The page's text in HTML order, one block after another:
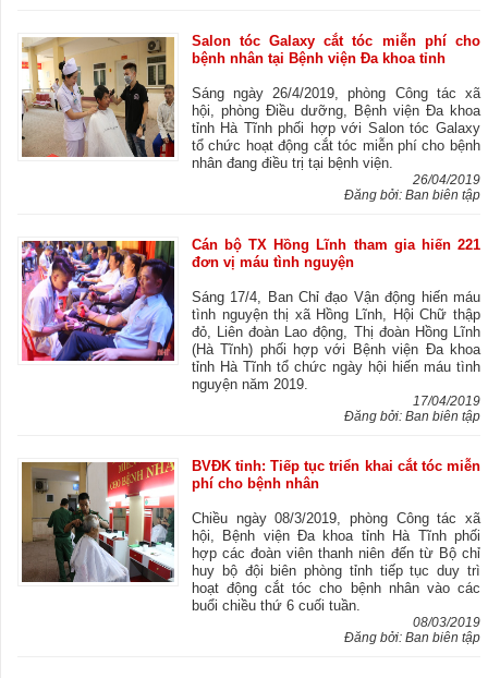
Salon tóc Galaxy cắt tóc miễn phí cho
bệnh nhân tại Bệnh viện Đa khoa tỉnh
Sáng ngày 26/4/2019, phòng Công tác xã
hội, phòng Điều dưỡng, Bệnh viện Đa khoa
tỉnh Hà Tĩnh phối hợp với Salon tóc Galaxy
tổ chức hoạt động cắt tóc miễn phí cho bệnh
nhân đang điều trị tại bệnh viện.
26/04/2019
Đăng bởi: Ban biên tập
Cán bộ TX Hồng Lĩnh tham gia hiến 221
đơn vị máu tình nguyện
Sáng 17/4, Ban Chỉ đạo Vận động hiến máu
tình nguyện thị xã Hồng Lĩnh, Hội Chữ thập
đỏ, Liên đoàn Lao động, Thị đoàn Hồng Lĩnh
(Hà Tĩnh) phối hợp với Bệnh viện Đa khoa
tỉnh Hà Tĩnh tổ chức ngày hội hiến máu tình
nguyện năm 2019.
17/04/2019
Đăng bởi: Ban biên tập
BVĐK tỉnh: Tiếp tục triển khai cắt tóc miễn
phí cho bệnh nhân
Chiều ngày 08/3/2019, phòng Công tác xã
hội, Bệnh viện Đa khoa tỉnh Hà Tĩnh phối
hợp các đoàn viên thanh niên đến từ Bộ chỉ
huy bộ đội biên phòng tỉnh tiếp tục duy trì
hoạt động cắt tóc cho bệnh nhân vào các
buổi chiều thứ 6 cuối tuần.
08/03/2019
Đăng bởi: Ban biên tập